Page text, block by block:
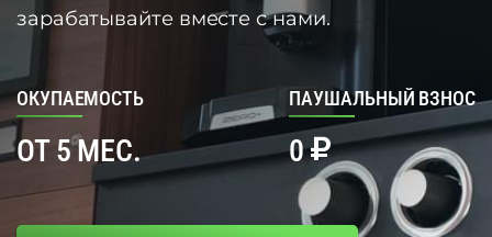
зарабатывайте вместе с нами.
ОКУПАЕМОСТЬ
ОТ 5 МЕС.
ПАУШАЛЬНЫЙ ВЗНОС
0